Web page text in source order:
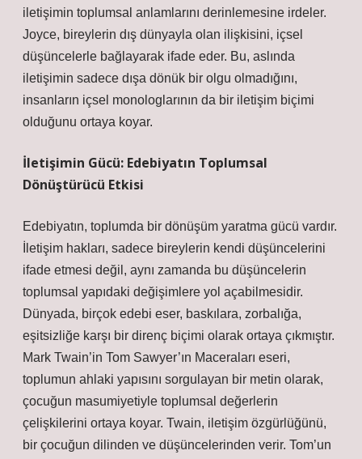
iletişimin toplumsal anlamlarını derinlemesine irdeler.
Joyce, bireylerin dış dünyayla olan ilişkisini, içsel
düşüncelerle bağlayarak ifade eder. Bu, aslında
iletişimin sadece dışa dönük bir olgu olmadığını,
insanların içsel monologlarının da bir iletişim biçimi
olduğunu ortaya koyar.
İletişimin Gücü: Edebiyatın Toplumsal
Dönüştürücü Etkisi
Edebiyatın, toplumda bir dönüşüm yaratma gücü vardır.
İletişim hakları, sadece bireylerin kendi düşüncelerini
ifade etmesi değil, aynı zamanda bu düşüncelerin
toplumsal yapıdaki değişimlere yol açabilmesidir.
Dünyada, birçok edebi eser, baskılara, zorbalığa,
eşitsizliğe karşı bir direnç biçimi olarak ortaya çıkmıştır.
Mark Twain’in Tom Sawyer’ın Maceraları eseri,
toplumun ahlaki yapısını sorgulayan bir metin olarak,
çocuğun masumiyetiyle toplumsal değerlerin
çelişkilerini ortaya koyar. Twain, iletişim özgürlüğünü,
bir çocuğun dilinden ve düşüncelerinden verir. Tom’un